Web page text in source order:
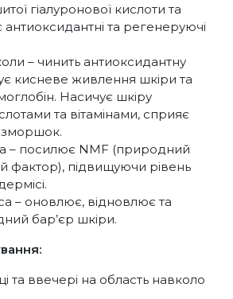
гіалуронової кислоти та
антиоксидантні та регенеруючі
– чинить антиоксидантну
кисневе живлення шкіри та
Насичує шкіру
та вітамінами, сприяє
– посилює NMF (природний
фактор), підвищуючи рівень
– оновлює, відновлює та
бар’єр шкіри.
та ввечері на область навколо